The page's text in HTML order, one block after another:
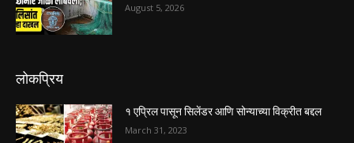
August 5, 2026
लोकप्रिय
१ एप्रिल पासून सिलेंडर आणि सोन्याच्या विक्रीत बद्दल
March 31, 2023